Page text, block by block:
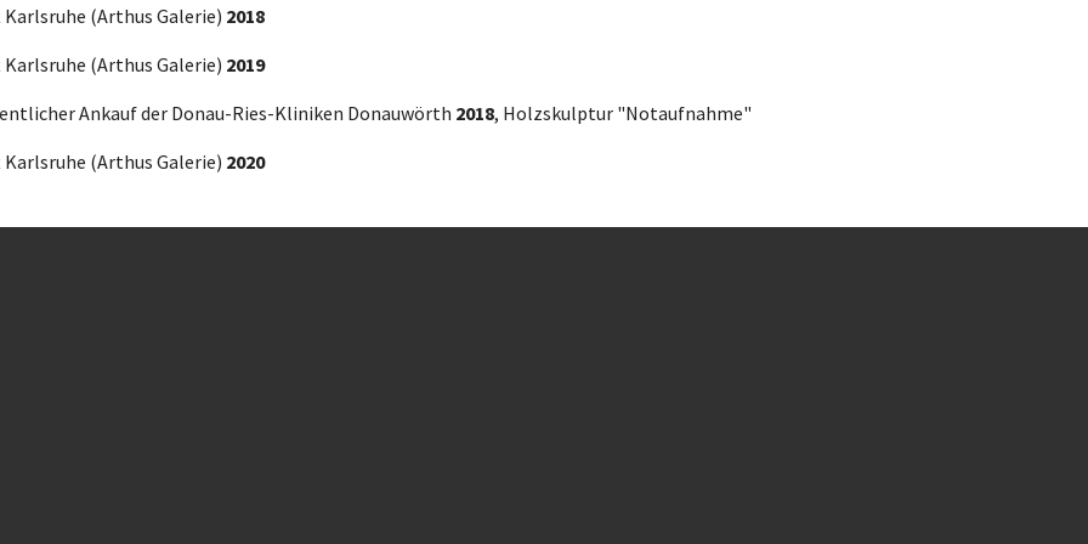
(Arthus Galerie) 2018
(Arthus Galerie) 2019
Ankauf der Donau-Ries-Kliniken Donauwörth 2018, Holzskulptur "Notaufnahme"
(Arthus Galerie) 2020